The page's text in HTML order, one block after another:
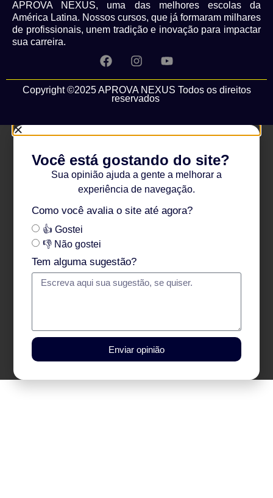
APROVA NEXUS, uma das melhores escolas da
América Latina. Nossos cursos, que já formaram milhares
de profissionais, unem tradição e inovação para impactar
sua carreira.
Copyright ©2025 APROVA NEXUS Todos os direitos
reservados
Você está gostando do site?
Sua opinião ajuda a gente a melhorar a
experiência de navegação.
Como você avalia o site até agora?
👍 Gostei
👎 Não gostei
Tem alguma sugestão?
Enviar opinião